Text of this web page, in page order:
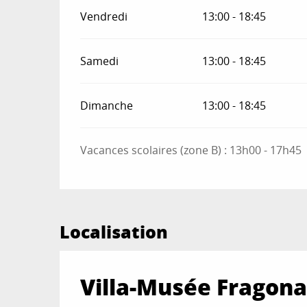
Vendredi 13:00 - 18:45
Samedi 13:00 - 18:45
Dimanche 13:00 - 18:45
Vacances scolaires (zone B) : 13h00 - 17h45
Localisation
Villa-Musée